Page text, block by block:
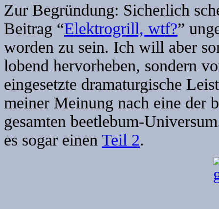
Zur Begründung: Sicherlich
Beitrag “Elektrogrill, wtf?”
worden zu sein. Ich will aber
lobend hervorheben, sondern
eingesetzte dramaturgische
meiner Meinung nach eine der
gesamten beetlebum-
es sogar einen Teil 2.